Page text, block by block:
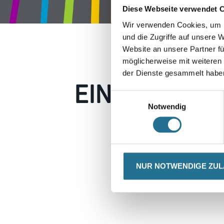
Diese Webseite verwendet
Wir verwenden Cookies,
und die Zugriffe auf unsere
Website an unsere Partner
möglicherweise mit
der Dienste gesammelt
Notwendig
NUR NOTWENDIGE
EIN KLEINER
Keine Sorge, wir
Erkunden